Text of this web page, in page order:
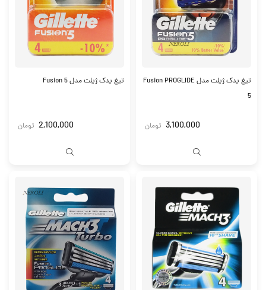
تیغ یدک ژیلت مدل Fusion PROGLIDE
5
3,100,000 تومان
تیغ یدک ژیلت مدل Fusion 5
2,100,000 تومان